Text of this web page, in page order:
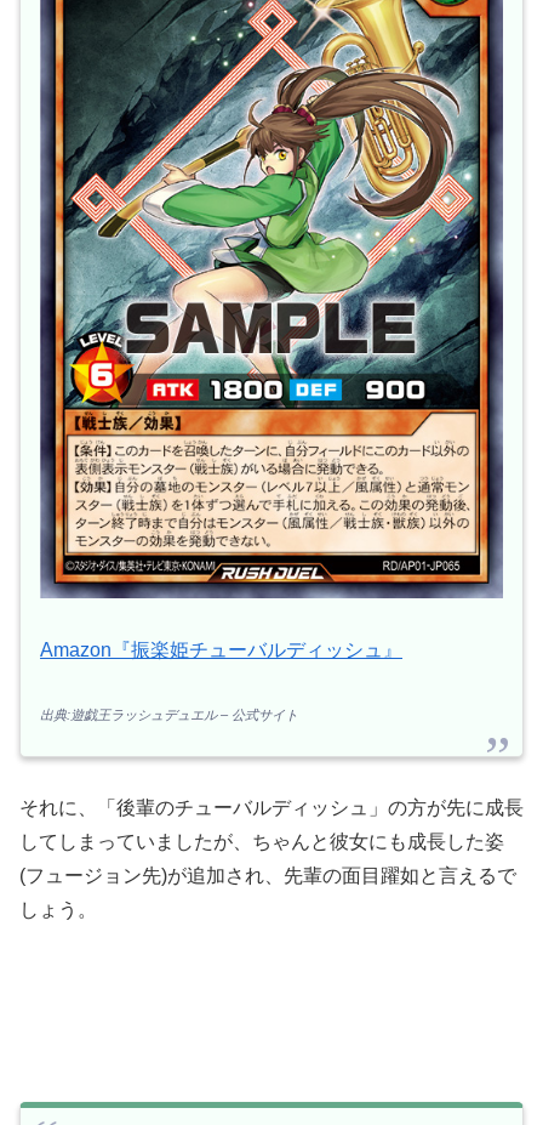
Amazon『振楽姫チューバルディッシュ』
出典:遊戯王ラッシュデュエル – 公式サイト
それに、「後輩のチューバルディッシュ」の方が先に成長
してしまっていましたが、ちゃんと彼女にも成長した姿
(フュージョン先)が追加され、先輩の面目躍如と言えるで
しょう。